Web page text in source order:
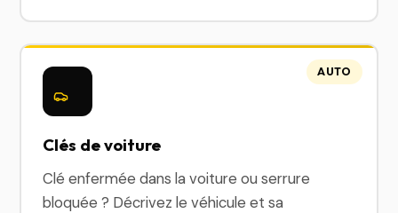
Clés de voiture
Clé enfermée dans la voiture ou serrure
bloquée ? Décrivez le véhicule et sa
AUTO